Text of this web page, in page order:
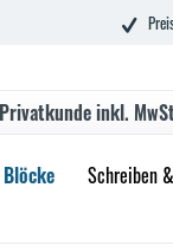
Privatkundeinkl.
Schreiben